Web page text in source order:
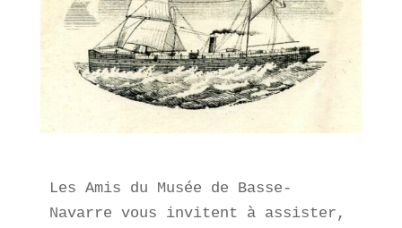
Les Amis du Musée de Basse-
Navarre vous invitent à assister,